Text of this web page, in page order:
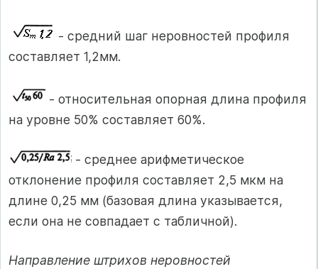
- средний шаг неровностей профиля
составляет 1,2мм.
- относительная опорная длина профиля
на уровне 50% составляет 60%.
- среднее арифметическое
отклонение профиля составляет 2,5 мкм на
длине 0,25 мм (базовая длина указывается,
если она не совпадает с табличной).
Направление штрихов неровностей